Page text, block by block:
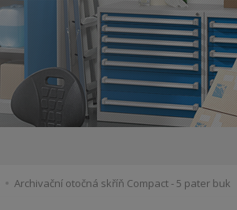
Archivační otočná skříň Compact - 5 pater buk